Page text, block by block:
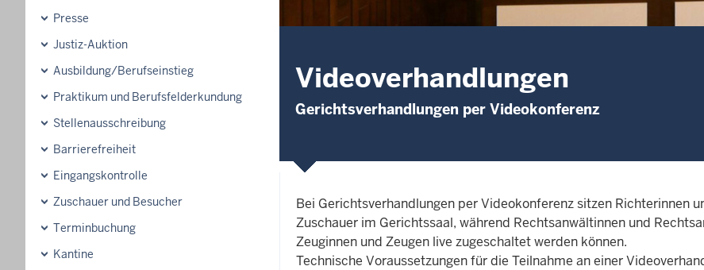
Presse
Justiz-Auktion
Ausbildung/Berufseinstieg
Praktikum und Berufsfelderkundung
Stellenausschreibung
Barrierefreiheit
Eingangskontrolle
Zuschauer und Besucher
Terminbuchung
Kantine
Videoverhandlungen
Gerichtsverhandlungen per Videokonferenz
Bei Gerichtsverhandlungen per Videokonferenz sitzen Richterinnen
Zuschauer im Gerichtssaal, während Rechtsanwältinnen und
Zeuginnen und Zeugen live zugeschaltet werden können.
Technische Voraussetzungen für die Teilnahme an einer